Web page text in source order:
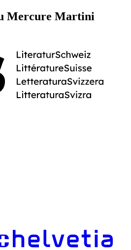
Mercure Martini